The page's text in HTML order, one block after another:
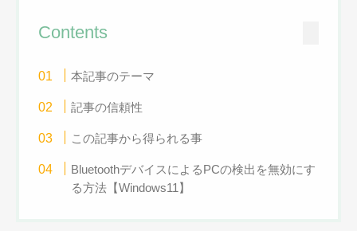
Contents
本記事のテーマ
記事の信頼性
この記事から得られる事
BluetoothデバイスによるPCの検出を無効にす
る方法【Windows11】